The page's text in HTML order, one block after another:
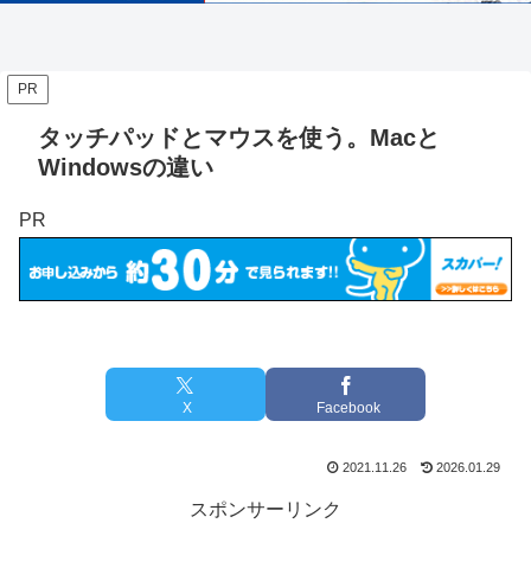
PR
タッチパッドとマウスを使う。Macと
Windowsの違い
PR
X Facebook
2021.11.26 2026.01.29
スポンサーリンク